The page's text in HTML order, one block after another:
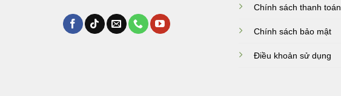
Chính sách thanh toán
Chính sách bảo mật
Điều khoản sử dụng